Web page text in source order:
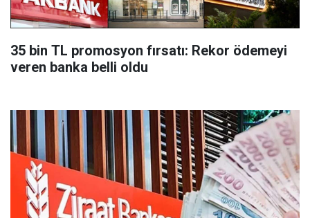
35 bin TL promosyon fırsatı: Rekor ödemeyi
veren banka belli oldu